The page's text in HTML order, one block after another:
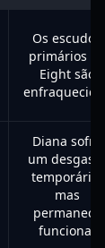
Os escudos
primários de
Eight são
Diana sofre
um desgaste
temporário,
mas
permanece
funcional